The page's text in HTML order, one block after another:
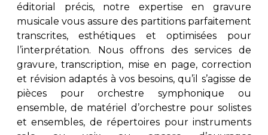
éditorial précis, notre expertise en gravure
musicale vous assure des partitions parfaitement
transcrites, esthétiques et optimisées pour
l’interprétation. Nous offrons des services de
gravure, transcription, mise en page, correction
et révision adaptés à vos besoins, qu’il s’agisse de
pièces pour orchestre symphonique ou
ensemble, de matériel d’orchestre pour solistes
et ensembles, de répertoires pour instruments